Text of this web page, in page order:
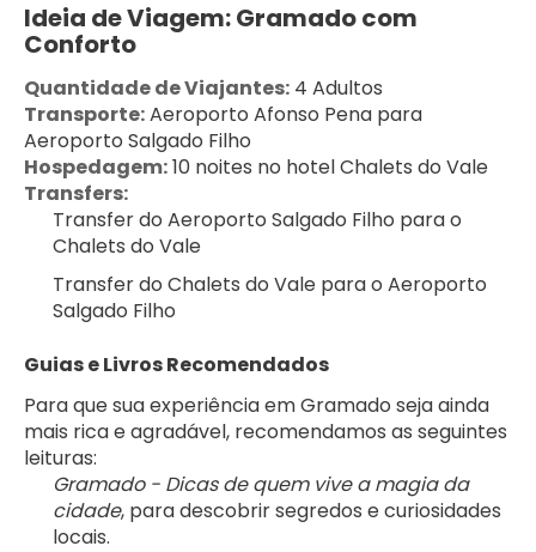
Ideia de Viagem: Gramado com
Conforto
Quantidade de Viajantes: 4 Adultos
Transporte: Aeroporto Afonso Pena para
Aeroporto Salgado Filho
Hospedagem: 10 noites no hotel Chalets do Vale
Transfers:
Transfer do Aeroporto Salgado Filho para o
Chalets do Vale
Transfer do Chalets do Vale para o Aeroporto
Salgado Filho
Guias e Livros Recomendados
Para que sua experiência em Gramado seja ainda
mais rica e agradável, recomendamos as seguintes
leituras:
Gramado - Dicas de quem vive a magia da
cidade, para descobrir segredos e curiosidades
locais.